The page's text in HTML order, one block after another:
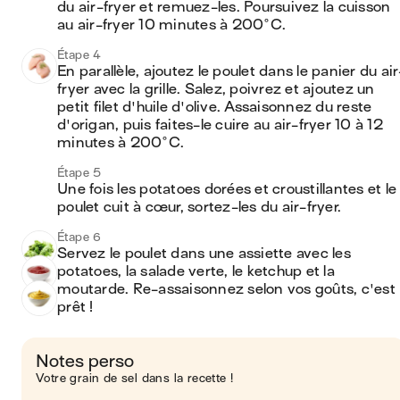
du air-fryer et remuez-les. Poursuivez la cuisson
au air-fryer 10 minutes à 200°C.
Étape 4
En parallèle, ajoutez le poulet dans le panier du
fryer avec la grille. Salez, poivrez et ajoutez un
petit filet d'huile d'olive. Assaisonnez du reste
d'origan, puis faites-le cuire au air-fryer 10 à 12
minutes à 200°C.
Étape 5
Une fois les potatoes dorées et croustillantes et le
poulet cuit à cœur, sortez-les du air-fryer.
Étape 6
Servez le poulet dans une assiette avec les
potatoes, la salade verte, le ketchup et la
moutarde. Re-assaisonnez selon vos goûts, c'est
prêt !
Notes perso
Votre grain de sel dans la recette !